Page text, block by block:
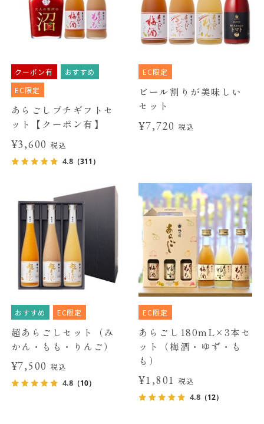
クーポン有
おすすめ
EC限定
あらごしプチギフトセ
ット【クーポン有】
¥3,600税込
4.8（311）
EC限定
ビール割りが美味しい
セット
¥7,720 税込
おすすめ EC限定
超あらごしセット（み
かん・もも・りんご）
¥7,500税込
4.8（10）
EC限定
あらごし180mL×3本セ
ット（梅酒・ゆず・も
も）
¥1,801 税込
4.8 （12）